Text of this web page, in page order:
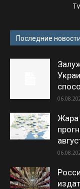
Последние новости
Жара